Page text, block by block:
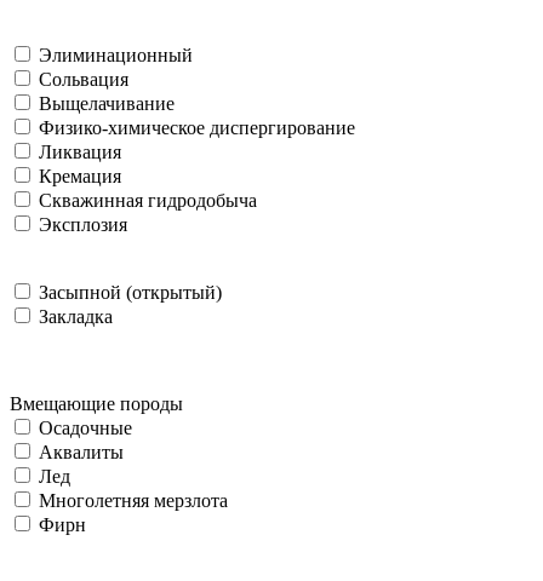
Элиминационный
Сольвация
Выщелачивание
Физико-химическое диспергирование
Ликвация
Кремация
Скважинная гидродобыча
Эксплозия
Засыпной (открытый)
Закладка
Вмещающие породы
Осадочные
Аквалиты
Лед
Многолетняя мерзлота
Фирн